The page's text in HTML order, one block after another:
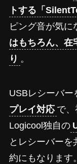
トする「
ピング音が気に
はもちろん、在
り 。
USBレシーバー
プレイ対応 で、
Logicool独自の
とレシーバーを
約にもなります。